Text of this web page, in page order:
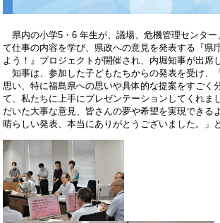
県内の小学5・6 年生が、議場、危機管理センター
て仕事の内容を学び、県政への意見を発表する『県
よう！』プロジェクトが開催され、内堀知事が出席
知事は、参加した子どもたちからの発表を受け、
思い、特に福島県への思いや具体的な提案をすごく
て、私たちに上手にプレゼンテーションしてくれま
だいた大事な意見、皆さんの夢や希望を実現できる
晴らしい発表、本当にありがとうございました。」